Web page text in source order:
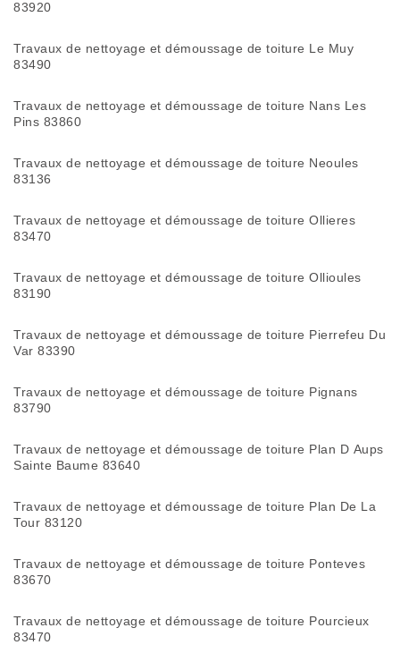
83920
Travaux de nettoyage et démoussage de toiture Le Muy
83490
Travaux de nettoyage et démoussage de toiture Nans Les
Pins 83860
Travaux de nettoyage et démoussage de toiture Neoules
83136
Travaux de nettoyage et démoussage de toiture Ollieres
83470
Travaux de nettoyage et démoussage de toiture Ollioules
83190
Travaux de nettoyage et démoussage de toiture Pierrefeu Du
Var 83390
Travaux de nettoyage et démoussage de toiture Pignans
83790
Travaux de nettoyage et démoussage de toiture Plan D Aups
Sainte Baume 83640
Travaux de nettoyage et démoussage de toiture Plan De La
Tour 83120
Travaux de nettoyage et démoussage de toiture Ponteves
83670
Travaux de nettoyage et démoussage de toiture Pourcieux
83470